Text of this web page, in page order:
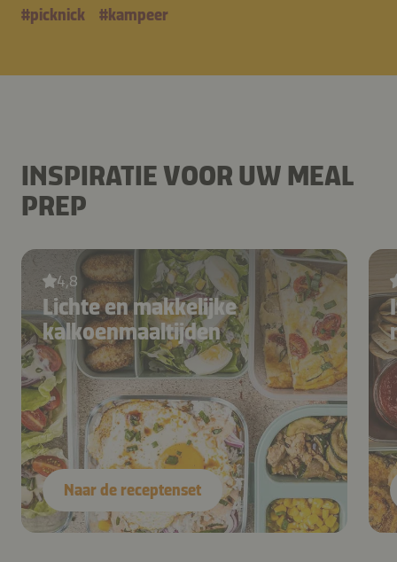
#picknick #kampeer
INSPIRATIE VOOR UW MEAL
PREP
4,8
Lichte en makkelijke
kalkoenmaaltijden
Naar de receptenset